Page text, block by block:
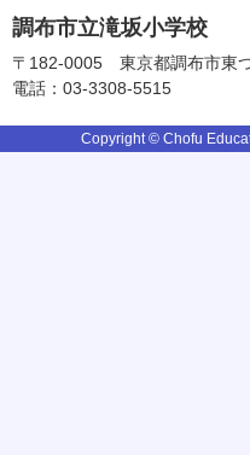
調布市立滝坂小学校
〒182-0005
東京都調布市東
電話：03-3308-5515
Copyright © Chofu